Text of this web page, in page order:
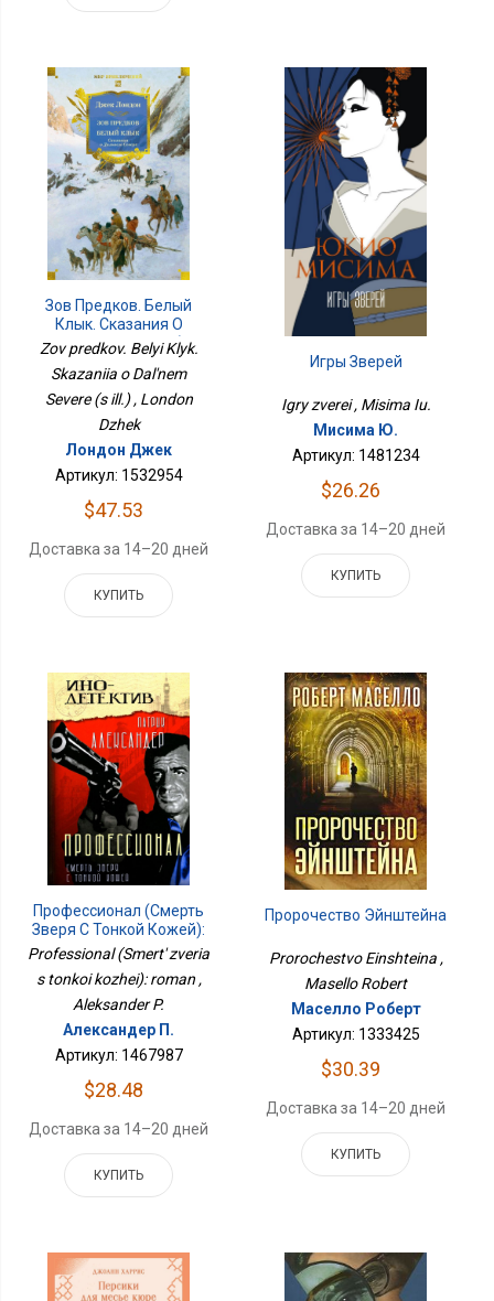
Зов Предков. Белый
Клык. Сказания О
Дальнем Севере (с
Zov predkov. Belyi Klyk.
Skazaniia o Dal'nem
Severe (s ill.) , London
Dzhek
Лондон Джек
Артикул: 1532954
$47.53
Доставка за 14–20 дней
КУПИТЬ
Игры Зверей
Igry zverei , Misima Iu.
Мисима Ю.
Артикул: 1481234
$26.26
Доставка за 14–20 дней
КУПИТЬ
Профессионал (Смерть
Зверя С Тонкой Кожей):
Роман
Professional (Smert' zveria
s tonkoi kozhei): roman ,
Aleksander P.
Александер П.
Артикул: 1467987
$28.48
Доставка за 14–20 дней
КУПИТЬ
Пророчество Эйнштейна
Prorochestvo Einshteina ,
Masello Robert
Маселло Роберт
Артикул: 1333425
$30.39
Доставка за 14–20 дней
КУПИТЬ